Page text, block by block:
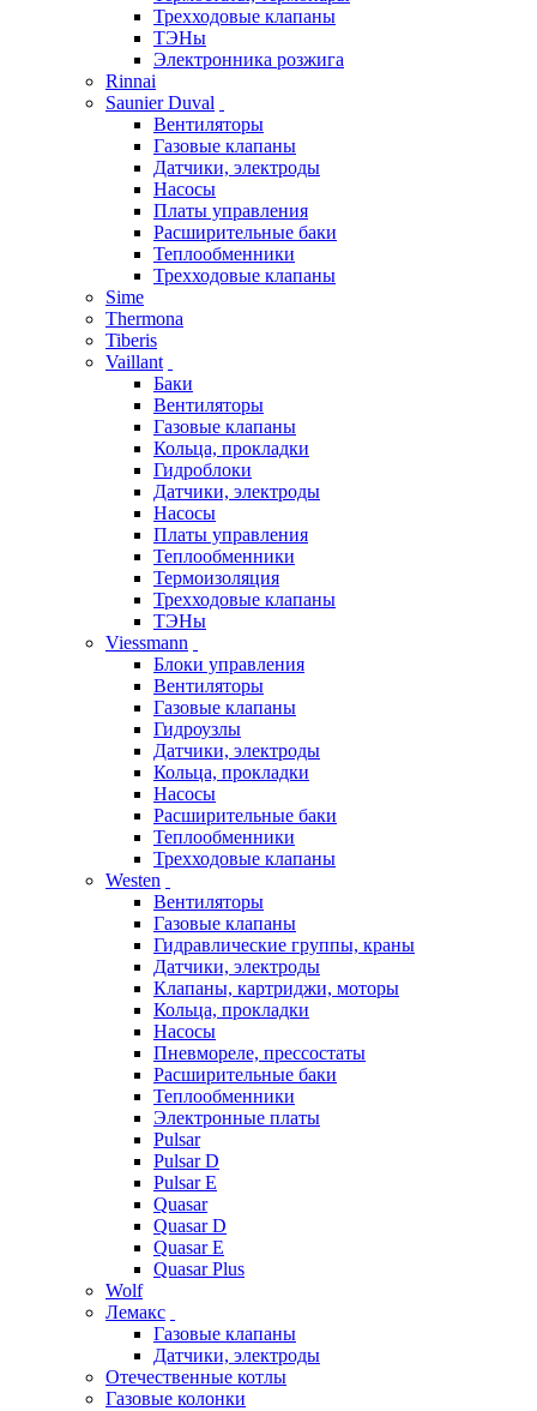
Трехходовые клапаны
ТЭНы
Электронника розжига
Rinnai
Saunier Duval
Вентиляторы
Газовые клапаны
Датчики, электроды
Насосы
Платы управления
Расширительные баки
Теплообменники
Трехходовые клапаны
Sime
Thermona
Tiberis
Vaillant
Баки
Вентиляторы
Газовые клапаны
Кольца, прокладки
Гидроблоки
Датчики, электроды
Насосы
Платы управления
Теплообменники
Термоизоляция
Трехходовые клапаны
ТЭНы
Viessmann
Блоки управления
Вентиляторы
Газовые клапаны
Гидроузлы
Датчики, электроды
Кольца, прокладки
Насосы
Расширительные баки
Теплообменники
Трехходовые клапаны
Westen
Вентиляторы
Газовые клапаны
Гидравлические группы, краны
Датчики, электроды
Клапаны, картриджи, моторы
Кольца, прокладки
Насосы
Пневмореле, прессостаты
Расширительные баки
Теплообменники
Электронные платы
Pulsar
Pulsar D
Pulsar E
Quasar
Quasar D
Quasar E
Quasar Plus
Wolf
Лемакс
Газовые клапаны
Датчики, электроды
Отечественные котлы
Газовые колонки